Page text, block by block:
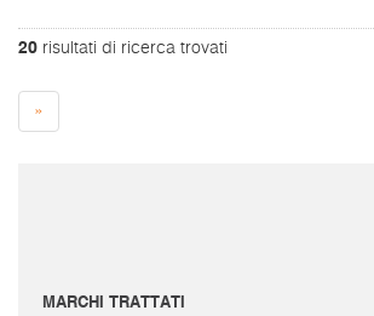
20 risultati di ricerca trovati
»
MARCHI TRATTATI